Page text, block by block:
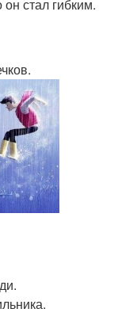
стал гибким.